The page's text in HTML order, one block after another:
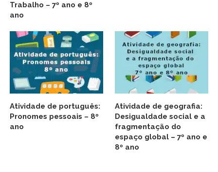
Trabalho – 7º ano e 8º
ano
Atividade de português:
Pronomes pessoais – 8º
ano
Atividade de geografia:
Desigualdade social e a
fragmentação do
espaço global – 7º ano e
8º ano